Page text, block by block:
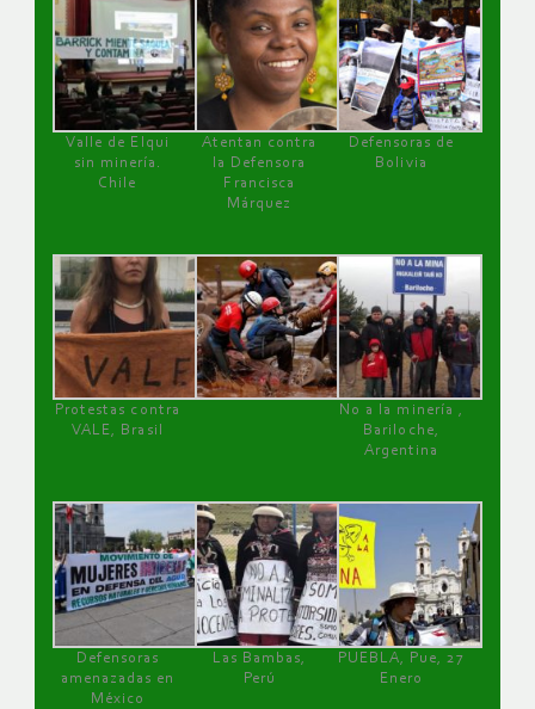
Valle de Elqui
sin minería.
Chile
Atentan contra
la Defensora
Francisca
Márquez
Defensoras de
Bolivia
Protestas contra
VALE, Brasil
No a la minería ,
Bariloche,
Argentina
Defensoras
amenazadas en
México
Las Bambas,
Perú
PUEBLA, Pue, 27
Enero